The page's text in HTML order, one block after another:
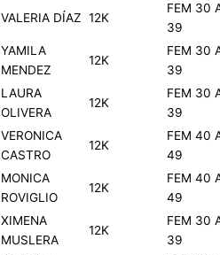
VALERIA DÍAZ 12K
FEM 30
39
YAMILA
MENDEZ
12K
FEM 30
39
LAURA
OLIVERA
12K
FEM 30
39
VERONICA
CASTRO
12K
FEM 40
49
MONICA
ROVIGLIO
12K
FEM 40
49
XIMENA
MUSLERA
12K
FEM 30
39